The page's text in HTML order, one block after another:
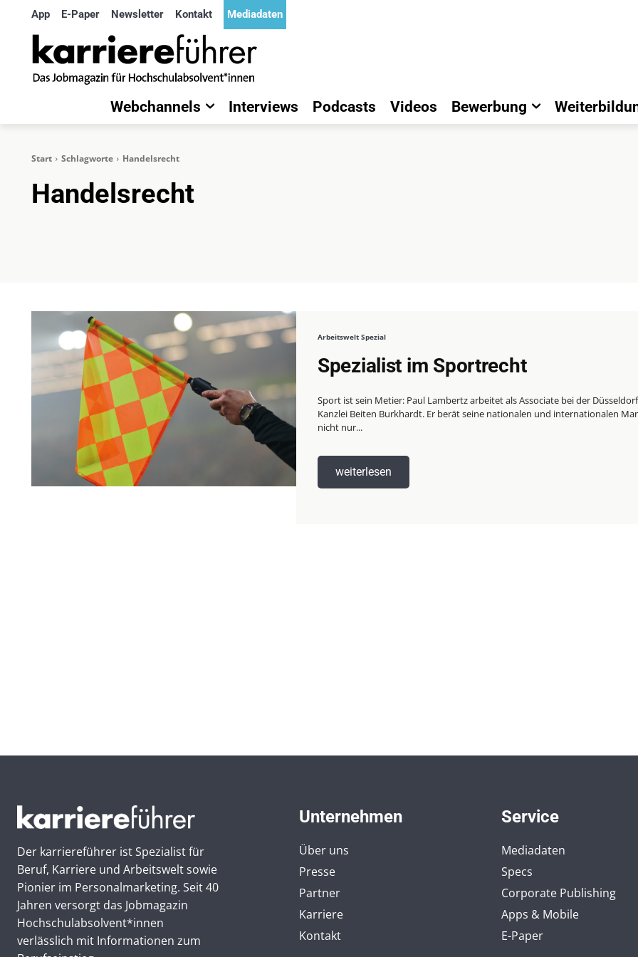
App E-Paper Newsletter Kontakt Mediadaten
Webchannels Interviews Podcasts Videos Bewerbung
Start Schlagworte Handelsrecht
Handelsrecht
Arbeitswelt Spezial
Spezialist im Sportrecht
Sport ist sein Metier: Paul Lambertz arbeitet als Associate bei der
Kanzlei Beiten Burkhardt. Er berät seine nationalen und internationalen
nicht nur...
weiterlesen
Der karriereführer ist Spezialist für
Beruf, Karriere und Arbeitswelt sowie
Pionier im Personal­marketing. Seit 40
Jahren versorgt das Jobmagazin
Hochschul­absolvent*innen
verlässlich mit Informationen zum
Unternehmen
Über uns
Presse
Partner
Karriere
Kontakt
Service
Mediadaten
Specs
Corporate Publishing
Apps & Mobile
E-Paper